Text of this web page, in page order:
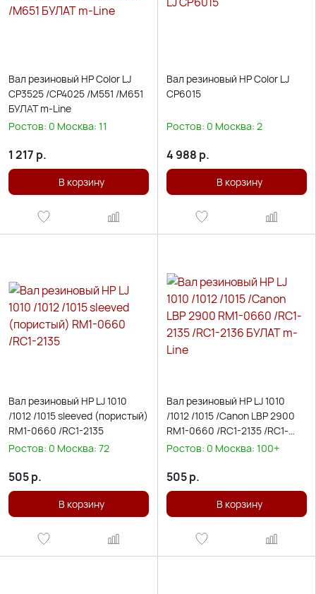
Вал резиновый HP Color LJ
CP3525 /CP4025 /M551 /M651
БУЛАТ m-Line
Ростов: 0 Москва: 11
1 217 р.
В корзину
Вал резиновый HP Color LJ
CP6015
Ростов: 0 Москва: 2
4 988 р.
В корзину
Вал резиновый HP LJ 1010
/1012 /1015 sleeved (пористый)
RM1-0660 /RC1-2135
Ростов: 0 Москва: 72
505р.
В корзину
Вал резиновый HP LJ 1010
/1012 /1015 /Canon LBP 2900
RM1-0660 /RC1-2135 /RC1-
2136 БУЛАТ m-Line
Ростов: 0 Москва: 100+
505р.
В корзину